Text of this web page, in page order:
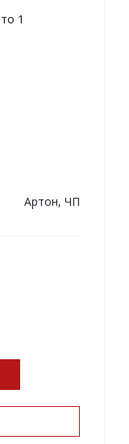
Артон, ЧП